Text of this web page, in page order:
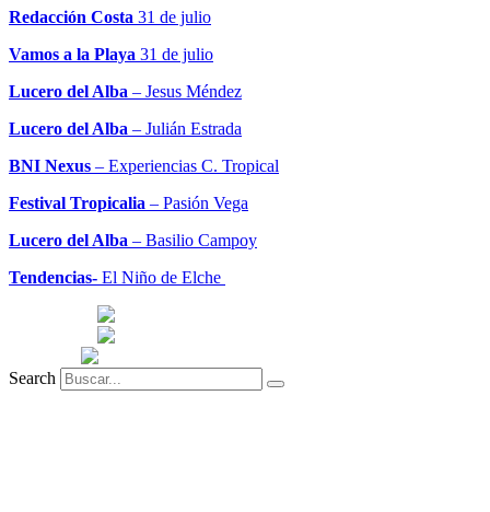
Redacción Costa 31 de julio
Vamos a la Playa 31 de julio
Lucero del Alba – Jesus Méndez
Lucero del Alba – Julián Estrada
BNI Nexus – Experiencias C. Tropical
Festival Tropicalia – Pasión Vega
Lucero del Alba – Basilio Campoy
Tendencias- El Niño de Elche
Search